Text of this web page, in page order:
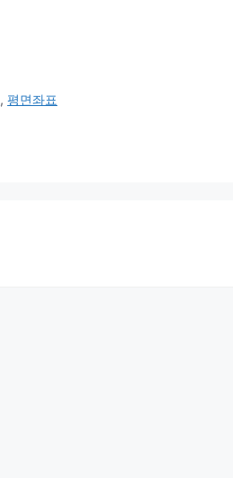
,평면좌표